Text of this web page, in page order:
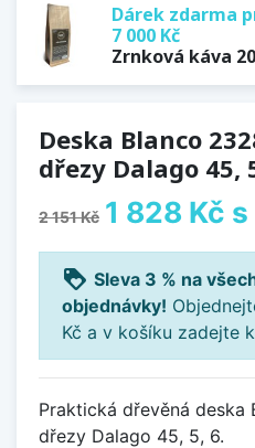
Dárek zdarma
7 000 Kč
Zrnková káva
Deska Blanco
dřezy Dalago 45,
2 151 Kč 1 828 Kč s
loyalty Sleva 3 % na
objednávky!
Kč a v košíku zadejte
Praktická dřevěná deska
dřezy Dalago 45, 5, 6.